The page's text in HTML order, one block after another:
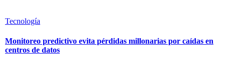
Tecnología
Monitoreo predictivo evita pérdidas millonarias por caídas en
centros de datos